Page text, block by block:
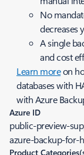
No
decreases
A single
and cost
Learn moreon
databases with
with Azure
Azure ID
public-preview-
azure-backup-for-
Product